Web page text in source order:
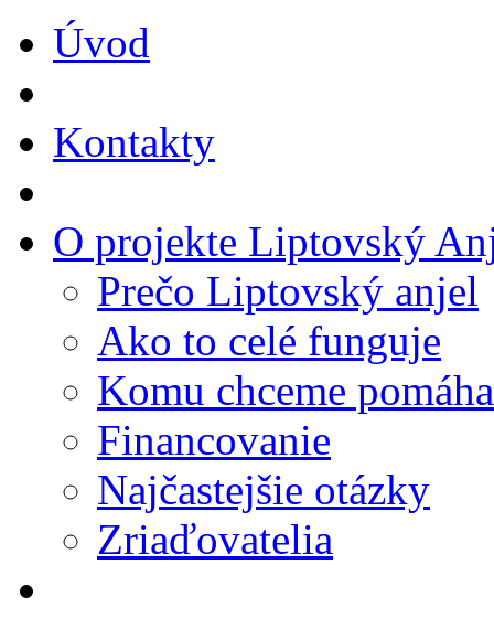
Úvod
Kontakty
O projekte Liptovský
Prečo Liptovský anjel
Ako to celé funguje
Komu chceme
Financovanie
Najčastejšie otázky
Zriaďovatelia